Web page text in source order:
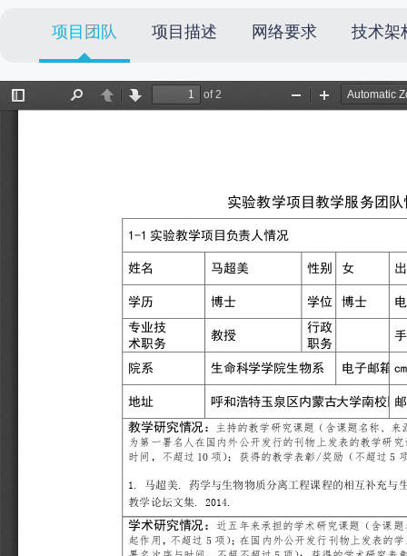
项目团队 项目描述 网络要求 技术架